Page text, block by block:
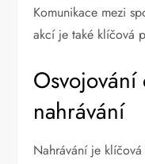
Komunikace mezi
akcí je také klíčová
nahrávání
Nahrávání je klíčová